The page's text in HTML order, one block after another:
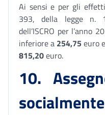
Ai sensi e per gli
393, della legge n.
dell’ISCRO per l’anno
inferiore a 254,75euro
815,20euro.
10.